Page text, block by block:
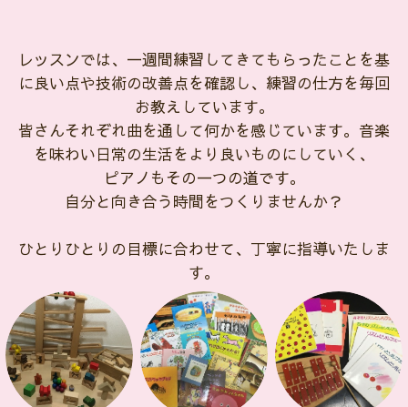
レッスンでは、一週間練習してきてもらったことを基
に良い点や技術の改善点を確認し、練習の仕方を毎回
お教えしています。
皆さんそれぞれ曲を通して何かを感じています。音楽
を味わい日常の生活をより良いものにしていく、
ピアノもその一つの道です。
自分と向き合う時間をつくりませんか？
ひとりひとりの目標に合わせて、丁寧に指導いたしま
す。